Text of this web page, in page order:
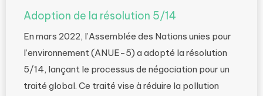
Adoption de la résolution 5/14
En mars 2022, l’Assemblée des Nations unies pour
l’environnement (ANUE-5) a adopté la résolution
5/14, lançant le processus de négociation pour un
traité global. Ce traité vise à réduire la pollution